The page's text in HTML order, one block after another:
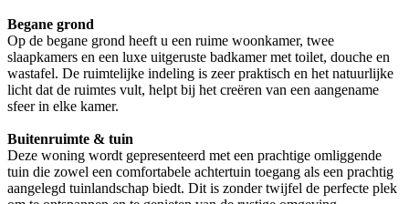
Begane grond
Op de begane grond heeft u een ruime woonkamer, twee
slaapkamers en een luxe uitgeruste badkamer met toilet, douche en
wastafel. De ruimtelijke indeling is zeer praktisch en het natuurlijke
licht dat de ruimtes vult, helpt bij het creëren van een aangename
sfeer in elke kamer.
Buitenruimte & tuin
Deze woning wordt gepresenteerd met een prachtige omliggende
tuin die zowel een comfortabele achtertuin toegang als een prachtig
aangelegd tuinlandschap biedt. Dit is zonder twijfel de perfecte plek